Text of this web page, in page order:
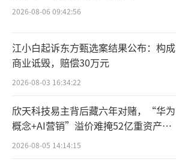
2026-08-06 09:42:56
江小白起诉东方甄选案结果公布：构成
商业诋毁，赔偿30万元
2026-08-03 16:34:22
欣天科技易主背后藏六年对赌，“华为
概念+AI营销”溢价难掩52亿重资产考
验
2026-08-05 14:14:15